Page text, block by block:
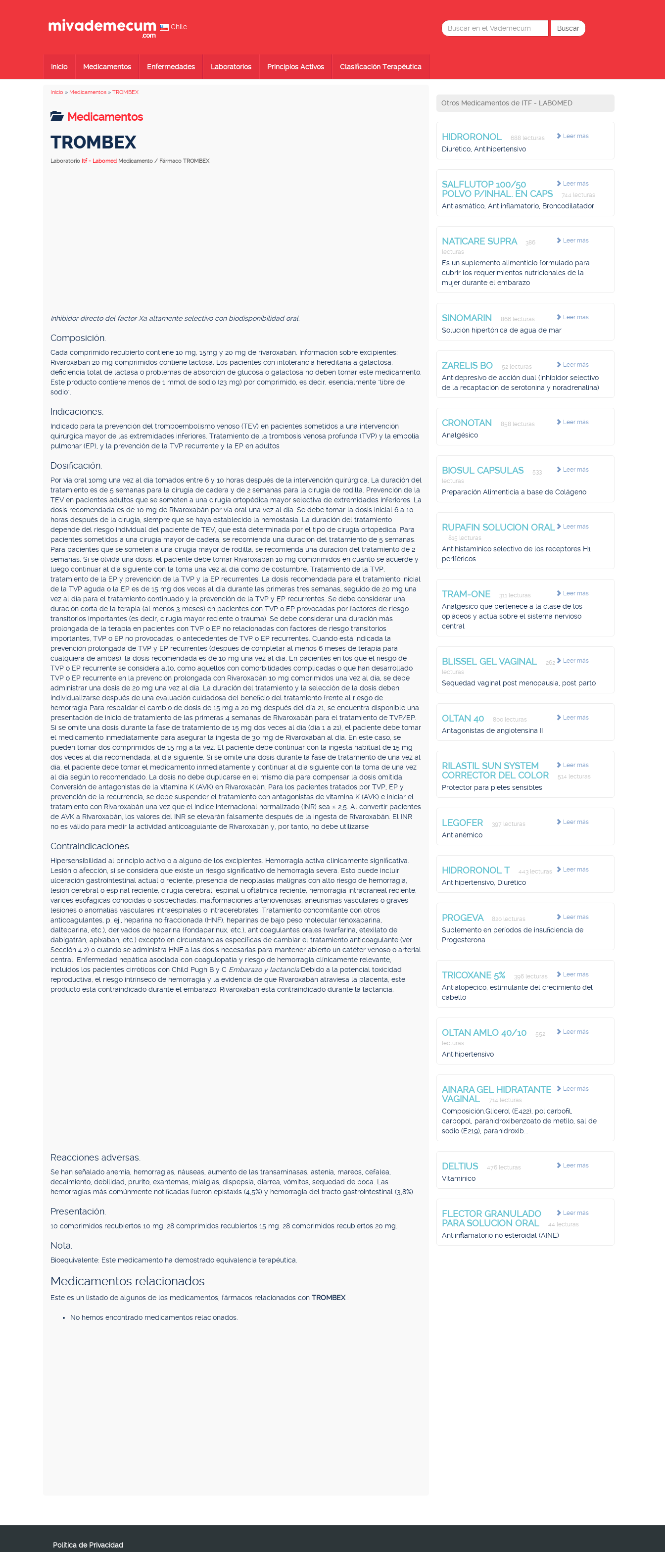
Chile
Inicio Medicamentos Enfermedades Laboratorios Principios Activos Clasificación Terapéutica
Inicio » Medicamentos » TROMBEX
Medicamentos
TROMBEX
Laboratorio Itf - Labomed Medicamento / Fármaco TROMBEX
Inhibidor directo del factor Xa altamente selectivo con biodisponibilidad oral.
Composición.
Cada comprimido recubierto contiene 10 mg, 15mg y 20 mg de rivaroxabán. Información sobre excipientes:
Rivaroxabán 20 mg comprimidos contiene lactosa. Los pacientes con intolerancia hereditaria a galactosa,
deficiencia total de lactasa o problemas de absorción de glucosa o galactosa no deben tomar este medicamento.
Este producto contiene menos de 1 mmol de sodio (23 mg) por comprimido, es decir, esencialmente "libre de
sodio".
Indicaciones.
Indicado para la prevención del tromboembolismo venoso (TEV) en pacientes sometidos a una intervención
quirúrgica mayor de las extremidades inferiores. Tratamiento de la trombosis venosa profunda (TVP) y la embolia
pulmonar (EP), y la prevención de la TVP recurrente y la EP en adultos
Dosificación.
Por vía oral 10mg una vez al día tomados entre 6 y 10 horas después de la intervención quirúrgica. La duración del
tratamiento es de 5 semanas para la cirugía de cadera y de 2 semanas para la cirugía de rodilla. Prevención de la
TEV en pacientes adultos que se someten a una cirugía ortopédica mayor selectiva de extremidades inferiores. La
dosis recomendada es de 10 mg de Rivaroxabán por vía oral una vez al día. Se debe tomar la dosis inicial 6 a 10
horas después de la cirugía, siempre que se haya establecido la hemostasia. La duración del tratamiento
depende del riesgo individual del paciente de TEV, que está determinada por el tipo de cirugía ortopédica. Para
pacientes sometidos a una cirugía mayor de cadera, se recomienda una duración del tratamiento de 5 semanas.
Para pacientes que se someten a una cirugía mayor de rodilla, se recomienda una duración del tratamiento de 2
semanas. Si se olvida una dosis, el paciente debe tomar Rivaroxabán 10 mg comprimidos en cuanto se acuerde y
luego continuar al día siguiente con la toma una vez al día como de costumbre. Tratamiento de la TVP,
tratamiento de la EP y prevención de la TVP y la EP recurrentes. La dosis recomendada para el tratamiento inicial
de la TVP aguda o la EP es de 15 mg dos veces al día durante las primeras tres semanas, seguido de 20 mg una
vez al día para el tratamiento continuado y la prevención de la TVP y EP recurrentes. Se debe considerar una
duración corta de la terapia (al menos 3 meses) en pacientes con TVP o EP provocadas por factores de riesgo
transitorios importantes (es decir, cirugía mayor reciente o trauma). Se debe considerar una duración más
prolongada de la terapia en pacientes con TVP o EP no relacionadas con factores de riesgo transitorios
importantes, TVP o EP no provocadas, o antecedentes de TVP o EP recurrentes. Cuando está indicada la
prevención prolongada de TVP y EP recurrentes (después de completar al menos 6 meses de terapia para
cualquiera de ambas), la dosis recomendada es de 10 mg una vez al día. En pacientes en los que el riesgo de
TVP o EP recurrente se considera alto, como aquellos con comorbilidades complicadas o que han desarrollado
TVP o EP recurrente en la prevención prolongada con Rivaroxabán 10 mg comprimidos una vez al día, se debe
administrar una dosis de 20 mg una vez al día. La duración del tratamiento y la selección de la dosis deben
individualizarse después de una evaluación cuidadosa del beneficio del tratamiento frente al riesgo de
hemorragia Para respaldar el cambio de dosis de 15 mg a 20 mg después del día 21, se encuentra disponible una
presentación de inicio de tratamiento de las primeras 4 semanas de Rivaroxabán para el tratamiento de TVP/EP.
Si se omite una dosis durante la fase de tratamiento de 15 mg dos veces al día (día 1 a 21), el paciente debe tomar
el medicamento inmediatamente para asegurar la ingesta de 30 mg de Rivaroxabán al día. En este caso, se
pueden tomar dos comprimidos de 15 mg a la vez. El paciente debe continuar con la ingesta habitual de 15 mg
dos veces al día recomendada, al día siguiente. Si se omite una dosis durante la fase de tratamiento de una vez al
día, el paciente debe tomar el medicamento inmediatamente y continuar al día siguiente con la toma de una vez
al día según lo recomendado. La dosis no debe duplicarse en el mismo día para compensar la dosis omitida.
Conversión de antagonistas de la vitamina K (AVK) en Rivaroxabán. Para los pacientes tratados por TVP, EP y
prevención de la recurrencia, se debe suspender el tratamiento con antagonistas de vitamina K (AVK) e iniciar el
tratamiento con Rivaroxabán una vez que el índice internacional normalizado (INR) sea ≤ 2,5. Al convertir pacientes
de AVK a Rivaroxabán, los valores del INR se elevarán falsamente después de la ingesta de Rivaroxabán. El INR
no es válido para medir la actividad anticoagulante de Rivaroxabán y, por tanto, no debe utilizarse
Contraindicaciones.
Hipersensibilidad al principio activo o a alguno de los excipientes. Hemorragia activa clínicamente significativa.
Lesión o afección, si se considera que existe un riesgo significativo de hemorragia severa. Esto puede incluir
ulceración gastrointestinal actual o reciente, presencia de neoplasias malignas con alto riesgo de hemorragia,
lesión cerebral o espinal reciente, cirugía cerebral, espinal u oftálmica reciente, hemorragia intracraneal reciente,
varices esofágicas conocidas o sospechadas, malformaciones arteriovenosas, aneurismas vasculares o graves
lesiones o anomalías vasculares intraespinales o intracerebrales. Tratamiento concomitante con otros
anticoagulantes, p. ej., heparina no fraccionada (HNF), heparinas de bajo peso molecular (enoxaparina,
dalteparina, etc.), derivados de heparina (fondaparinux, etc.), anticoagulantes orales (warfarina, etexilato de
dabigatrán, apixaban, etc.) excepto en circunstancias específicas de cambiar el tratamiento anticoagulante (ver
Sección 4.2) o cuando se administra HNF a las dosis necesarias para mantener abierto un catéter venoso o arterial
central. Enfermedad hepática asociada con coagulopatía y riesgo de hemorragia clínicamente relevante,
incluidos los pacientes cirróticos con Child Pugh B y C Embarazo y lactancia:Debido a la potencial toxicidad
reproductiva, el riesgo intrínseco de hemorragia y la evidencia de que Rivaroxabán atraviesa la placenta, este
producto está contraindicado durante el embarazo. Rivaroxabán está contraindicado durante la lactancia.
Reacciones adversas.
Se han señalado anemia, hemorragias, náuseas, aumento de las transaminasas, astenia, mareos, cefalea,
decaimiento, debilidad, prurito, exantemas, mialgias, dispepsia, diarrea, vómitos, sequedad de boca. Las
hemorragias más comúnmente notificadas fueron epistaxis (4,5%) y hemorragia del tracto gastrointestinal (3,8%).
Presentación.
10 comprimidos recubiertos 10 mg. 28 comprimidos recubiertos 15 mg. 28 comprimidos recubiertos 20 mg.
Nota.
Bioequivalente: Este medicamento ha demostrado equivalencia terapéutica.
Medicamentos relacionados
Este es un listado de algunos de los medicamentos, fármacos relacionados con TROMBEX
No hemos encontrado medicamentos relacionados.
Otros Medicamentos de ITF - LABOMED
Leer más
HIDRORONOL 688 lecturas
Diurético, Antihipertensivo
Leer más
SALFLUTOP 100/50
POLVO P/INHAL. EN CAPS
744 lecturas
Antiasmático, Antiinflamatorio, Broncodilatador
Leer más
NATICARE SUPRA
386
lecturas
Es un suplemento alimenticio formulado para
cubrir los requerimientos nutricionales de la
mujer durante el embarazo
Leer más
SINOMARIN 866 lecturas
Solución hipertónica de agua de mar
Leer más
ZARELIS BO 52 lecturas
Antidepresivo de acción dual (inhibidor selectivo
de la recaptación de serotonina y noradrenalina)
Leer más
CRONOTAN 858 lecturas
Analgésico
Leer más
BIOSUL CAPSULAS
533
lecturas
Preparación Alimenticia a base de Colágeno
Leer más
RUPAFIN SOLUCION ORAL
815 lecturas
Antihistamínico selectivo de los receptores H1
periféricos
Leer más
TRAM-ONE 311 lecturas
Analgésico que pertenece a la clase de los
opiáceos y actúa sobre el sistema nervioso
central
Leer más
BLISSEL GEL VAGINAL
262
lecturas
Sequedad vaginal post menopausia, post parto
Leer más
OLTAN 40 800 lecturas
Antagonistas de angiotensina II
Leer más
RILASTIL SUN SYSTEM
CORRECTOR DEL COLOR
514 lecturas
Protector para pieles sensibles
Leer más
LEGOFER 397 lecturas
Antianémico
Leer más
HIDRORONOL T 443 lecturas
Antihipertensivo, Diurético
Leer más
PROGEVA 820 lecturas
Suplemento en períodos de insuficiencia de
Progesterona
Leer más
TRICOXANE 5% 396 lecturas
Antialopécico, estimulante del crecimiento del
cabello
Leer más
OLTAN AMLO 40/10
552
lecturas
Antihipertensivo
Leer más
AINARA GEL HIDRATANTE
VAGINAL
714 lecturas
Composición.Glicerol (E422), policarbofil,
carbopol, parahidroxibenzoato de metilo, sal de
sodio (E219), parahidroxib...
Leer más
DELTIUS 476 lecturas
Vitamínico
Leer más
FLECTOR GRANULADO
PARA SOLUCION ORAL
44 lecturas
Antiinflamatorio no esteroidal (AINE)
Política de Privacidad